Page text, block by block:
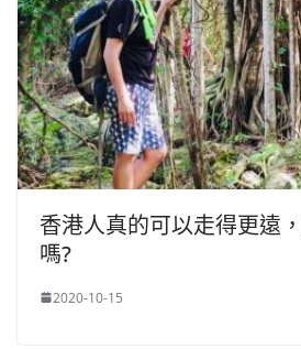
香港人真的可以走得更遠
嗎?
2020-10-15